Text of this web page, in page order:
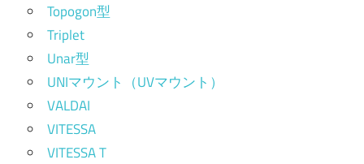
Topogon型
Triplet
Unar型
UNIマウント（UVマウント）
VALDAI
VITESSA
VITESSA T